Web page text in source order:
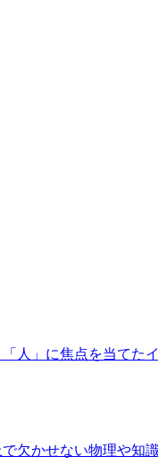
人」に焦点を当てた
欠かせない物理や知